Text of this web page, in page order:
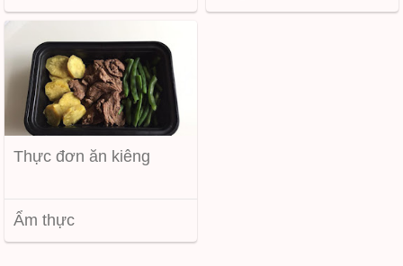
Thực đơn ăn kiêng
Ẩm thực